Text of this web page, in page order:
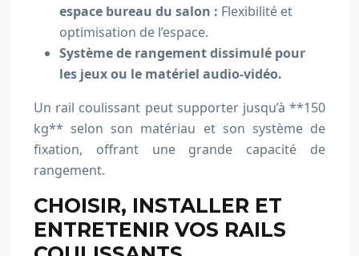
espace bureau du salon : Flexibilité et
optimisation de l’espace.
Système de rangement dissimulé pour
les jeux ou le matériel audio-vidéo.
Un rail coulissant peut supporter jusqu’à **150
kg** selon son matériau et son système de
fixation, offrant une grande capacité de
rangement.
CHOISIR, INSTALLER ET
ENTRETENIR VOS RAILS